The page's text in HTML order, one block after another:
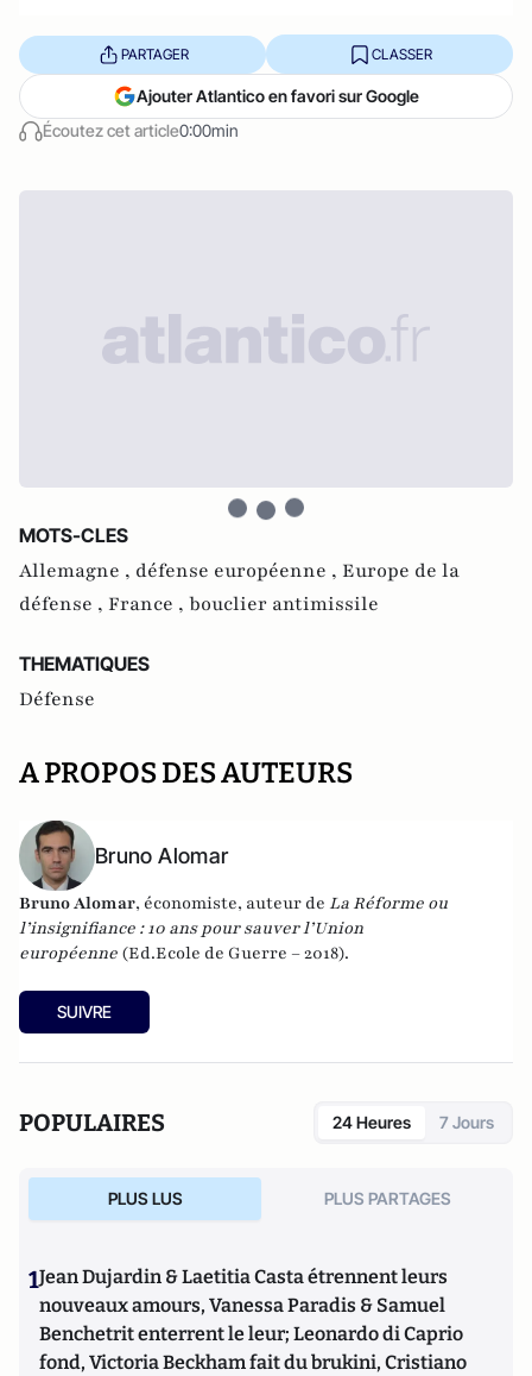
Écoutez cet article0:00min
PARTAGER CLASSER
Ajouter Atlantico en favori sur Google
MOTS-CLES
Allemagne , défense européenne , Europe de la
défense , France , bouclier antimissile
THEMATIQUES
Défense
A PROPOS DES AUTEURS
Bruno Alomar
Bruno Alomar, économiste, auteur de La Réforme ou
l’insignifiance : 10 ans pour sauver l’Union
européenne (Ed.Ecole de Guerre – 2018).
SUIVRE
POPULAIRES 24 Heures 7 Jours
PLUS LUS PLUS PARTAGES
1Jean Dujardin & Laetitia Casta étrennent leurs
nouveaux amours, Vanessa Paradis & Samuel
Benchetrit enterrent le leur; Leonardo di Caprio
fond, Victoria Beckham fait du brukini, Cristiano